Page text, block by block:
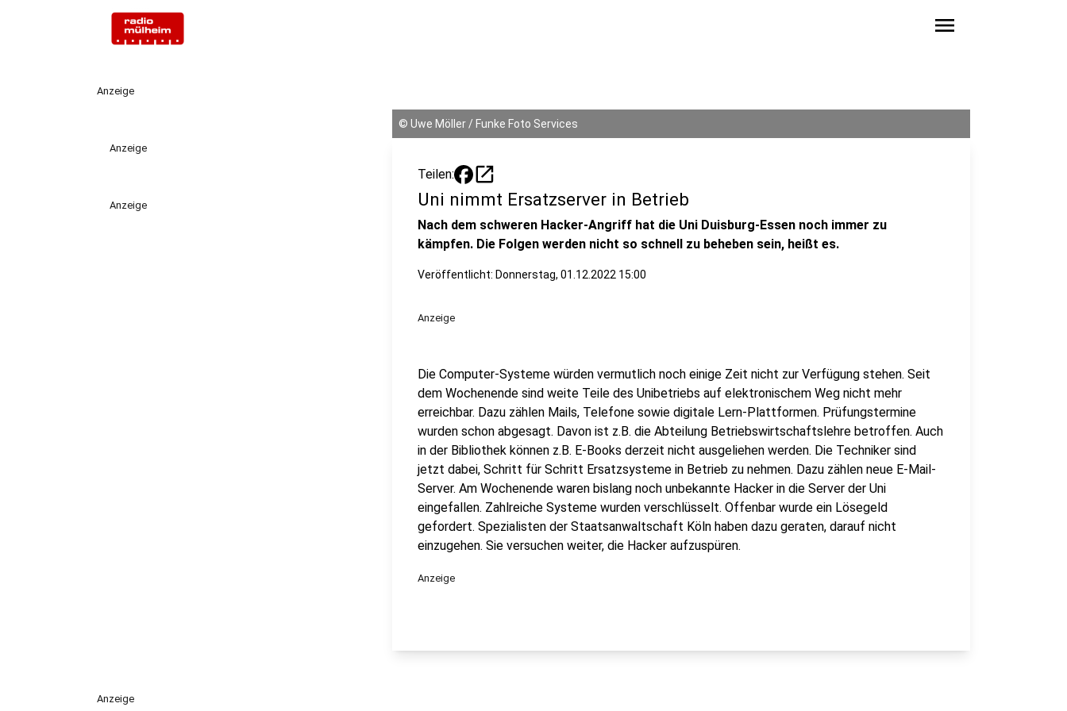
menu
Anzeige
Anzeige
Anzeige
© Uwe Möller / Funke Foto Services
Teilen: open_in_new
Uni nimmt Ersatzserver in Betrieb
Nach dem schweren Hacker-Angriff hat die Uni Duisburg-Essen noch immer zu
kämpfen. Die Folgen werden nicht so schnell zu beheben sein, heißt es.
Veröffentlicht: Donnerstag, 01.12.2022 15:00
Anzeige
Die Computer-Systeme würden vermutlich noch einige Zeit nicht zur Verfügung stehen. Seit
dem Wochenende sind weite Teile des Unibetriebs auf elektronischem Weg nicht mehr
erreichbar. Dazu zählen Mails, Telefone sowie digitale Lern-Plattformen. Prüfungstermine
wurden schon abgesagt. Davon ist z.B. die Abteilung Betriebswirtschaftslehre betroffen. Auch
in der Bibliothek können z.B. E-Books derzeit nicht ausgeliehen werden. Die Techniker sind
jetzt dabei, Schritt für Schritt Ersatzsysteme in Betrieb zu nehmen. Dazu zählen neue E-Mail-
Server. Am Wochenende waren bislang noch unbekannte Hacker in die Server der Uni
eingefallen. Zahlreiche Systeme wurden verschlüsselt. Offenbar wurde ein Lösegeld
gefordert. Spezialisten der Staatsanwaltschaft Köln haben dazu geraten, darauf nicht
einzugehen. Sie versuchen weiter, die Hacker aufzuspüren.
Anzeige
Anzeige